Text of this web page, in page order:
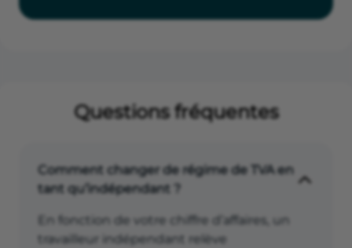
Questions fréquentes
Comment changer de régime de TVA en
tant qu’indépendant ?
En fonction de votre chiffre d’affaires, un
travailleur indépendant relève